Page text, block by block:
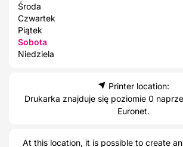
Środa
Czwartek
Piątek
Sobota
Niedziela
Printer location:
Drukarka znajduje się poziomie 0
Euronet.
At this location, it is possible to create